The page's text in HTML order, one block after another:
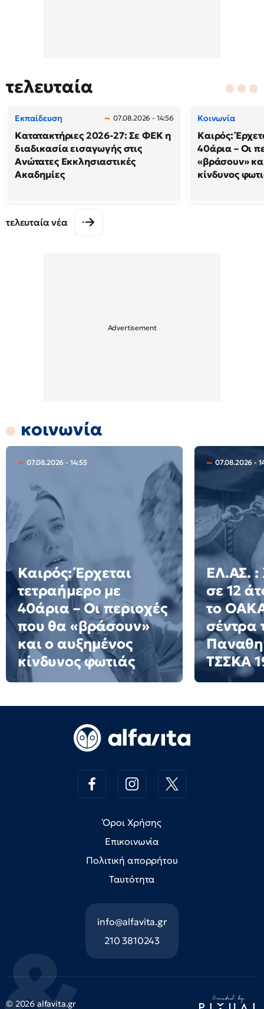
τελευταία
Εκπαίδευση 07.08.2026 - 14:56
Κατατακτήριες 2026-27: Σε ΦΕΚ η
διαδικασία εισαγωγής στις
Ανώτατες Εκκλησιαστικές
Ακαδημίες
Κοινωνία
Καιρός:
40άρια – Οι
«βράσουν»
κίνδυνος
τελευταία νέα
κοινωνία
07.08.2026 - 14:55
Καιρός: Έρχεται
τετραήμερο με
40άρια – Οι περιοχές
που θα «βράσουν»
και ο αυξημένος
κίνδυνος φωτιάς
07.08.2026 -
ΕΛ.ΑΣ. :
σε 12
το
σέντρα
ΤΣΣΚΑ
Όροι Χρήσης
Επικοινωνία
Πολιτική απορρήτου
Ταυτότητα
info@alfavita.gr
210 3810243
© 2026 alfavita.gr